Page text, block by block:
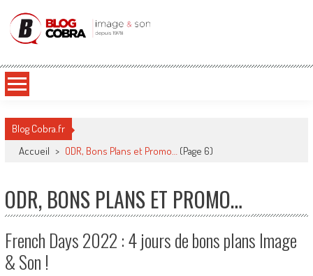
Blog Cobra
Blog Cobra.fr
Accueil > ODR, Bons Plans et Promo… (Page 6)
ODR, BONS PLANS ET PROMO…
French Days 2022 : 4 jours de bons plans Image
& Son !